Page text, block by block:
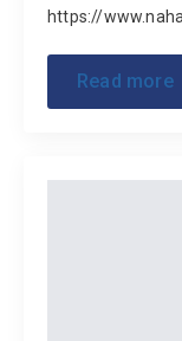
https://
Read more